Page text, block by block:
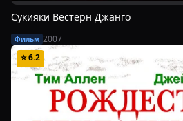
Сукияки Вестерн Джанго
Фильм 2007
⭐6.2